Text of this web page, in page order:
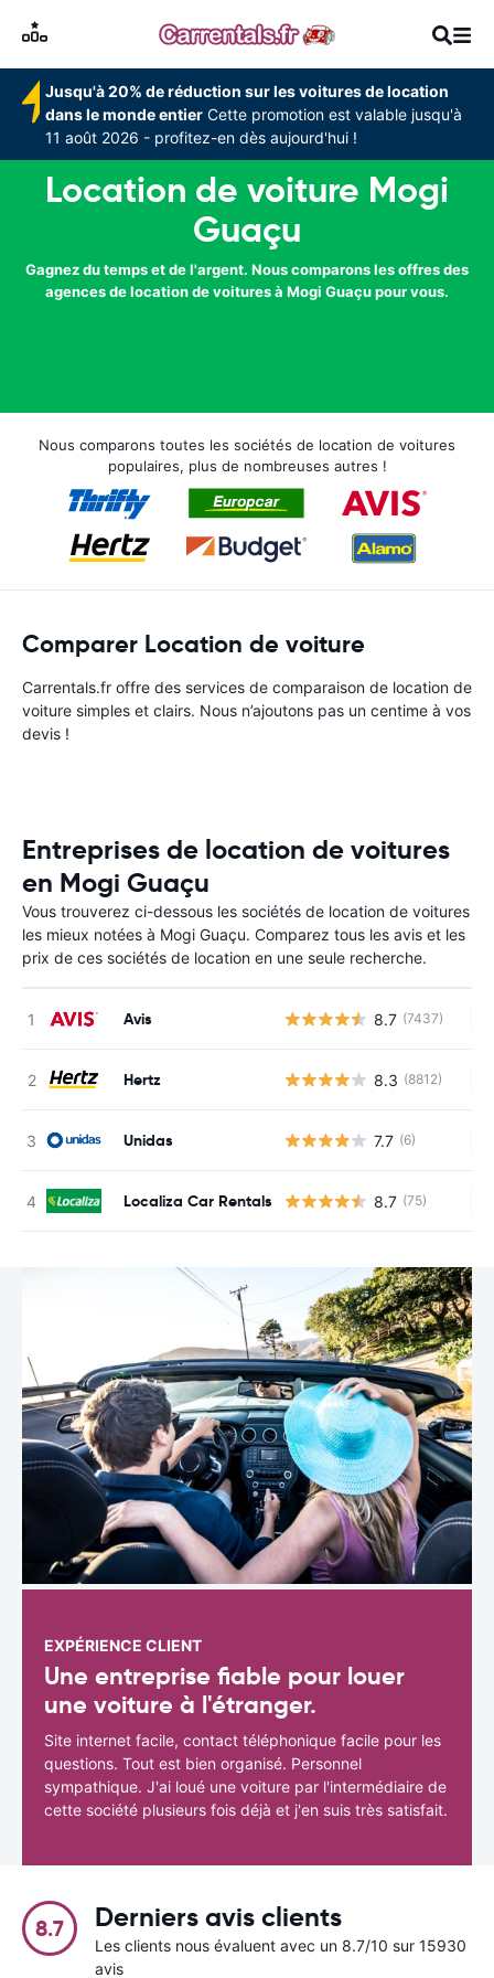
Jusqu'à 20% de réduction sur les voitures de location
dans le monde entier Cette promotion est valable jusqu'à
11 août 2026 - profitez-en dès aujourd'hui !
Location de voiture Mogi
Guaçu
Gagnez du temps et de l'argent. Nous comparons les offres des
agences de location de voitures à Mogi Guaçu pour vous.
Nous comparons toutes les sociétés de location de voitures
populaires, plus de nombreuses autres !
Comparer Location de voiture
Carrentals.fr offre des services de comparaison de location de
voiture simples et clairs. Nous n’ajoutons pas un centime à vos
devis !
Entreprises de location de voitures
en Mogi Guaçu
Vous trouverez ci-dessous les sociétés de location de voitures
les mieux notées à Mogi Guaçu. Comparez tous les avis et les
prix de ces sociétés de location en une seule recherche.
Avis 8.7 (7437)
Hertz 8.3 (8812)
Unidas 7.7 (6)
Localiza Car Rentals 8.7 (75)
EXPÉRIENCE CLIENT
Une entreprise fiable pour louer
une voiture à l'étranger.
Site internet facile, contact téléphonique facile pour les
questions. Tout est bien organisé. Personnel
sympathique. J'ai loué une voiture par l'intermédiaire de
cette société plusieurs fois déjà et j'en suis très satisfait.
8.7 Derniers avis clients
Les clients nous évaluent avec un 8.7/10 sur 15930
avis